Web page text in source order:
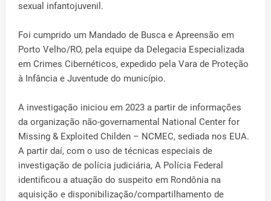
sexual infantojuvenil.
Foi cumprido um Mandado de Busca e Apreensão em
Porto Velho/RO, pela equipe da Delegacia Especializada
em Crimes Cibernéticos, expedido pela Vara de Proteção
à Infância e Juventude do município.
A investigação iniciou em 2023 a partir de informações
da organização não-governamental National Center for
Missing & Exploited Childen – NCMEC, sediada nos EUA.
A partir daí, com o uso de técnicas especiais de
investigação de polícia judiciária, A Polícia Federal
identificou a atuação do suspeito em Rondônia na
aquisição e disponibilização/compartilhamento de